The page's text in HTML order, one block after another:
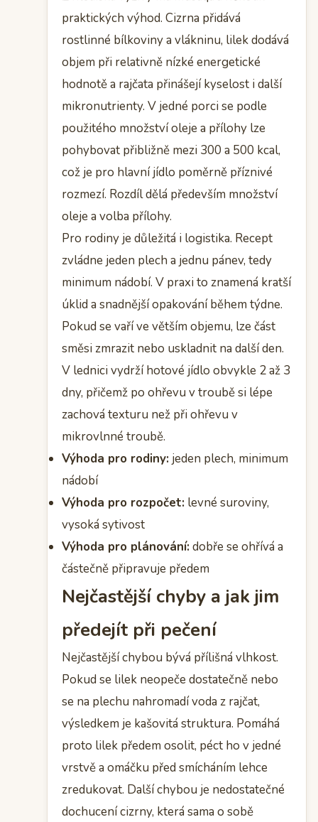
praktických výhod. Cizrna přidává
rostlinné bílkoviny a vlákninu, lilek dodává
objem při relativně nízké energetické
hodnotě a rajčata přinášejí kyselost i další
mikronutrienty. V jedné porci se podle
použitého množství oleje a přílohy lze
pohybovat přibližně mezi 300 a 500 kcal,
což je pro hlavní jídlo poměrně příznivé
rozmezí. Rozdíl dělá především množství
oleje a volba přílohy.
Pro rodiny je důležitá i logistika. Recept
zvládne jeden plech a jednu pánev, tedy
minimum nádobí. V praxi to znamená kratší
úklid a snadnější opakování během týdne.
Pokud se vaří ve větším objemu, lze část
směsi zmrazit nebo uskladnit na další den.
V lednici vydrží hotové jídlo obvykle 2 až 3
dny, přičemž po ohřevu v troubě si lépe
zachová texturu než při ohřevu v
mikrovlnné troubě.
Výhoda pro rodiny: jeden plech, minimum
nádobí
Výhoda pro rozpočet: levné suroviny,
vysoká sytivost
Výhoda pro plánování:dobře se ohřívá a
částečně připravuje předem
Nejčastější chyby a jak jim
předejít při pečení
Nejčastější chybou bývá přílišná vlhkost.
Pokud se lilek neopeče dostatečně nebo
se na plechu nahromadí voda z rajčat,
výsledkem je kašovitá struktura. Pomáhá
proto lilek předem osolit, péct ho v jedné
vrstvě a omáčku před smícháním lehce
zredukovat. Další chybou je nedostatečné
dochucení cizrny, která sama o sobě